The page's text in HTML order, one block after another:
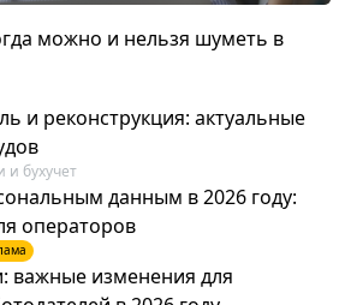
можно и нельзя шуметь в
и реконструкция: актуальные
и бухучет
данным в 2026 году:
операторов
важные изменения для